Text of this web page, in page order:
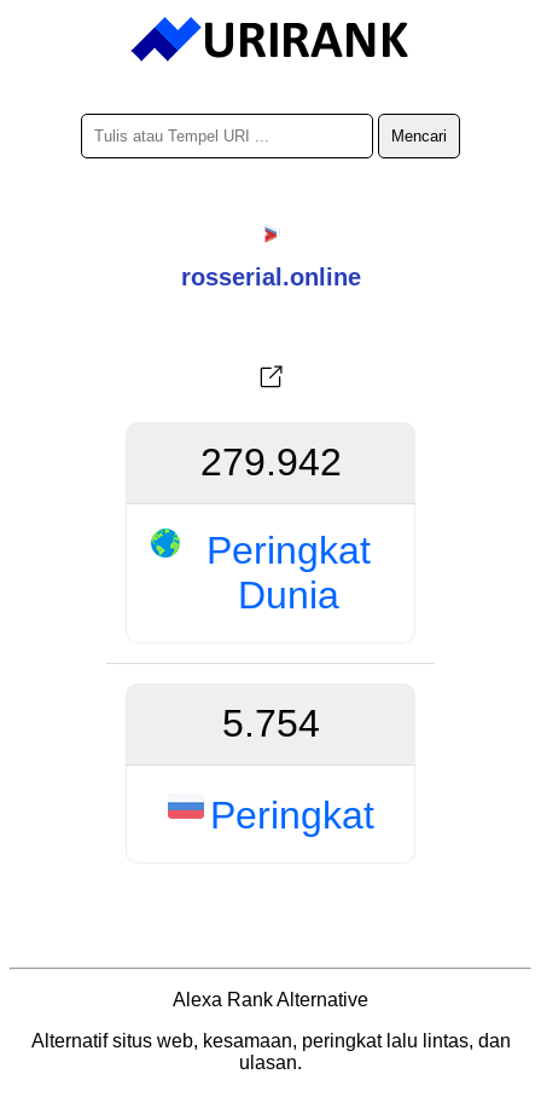
rosserial.online
279.942
Peringkat
Dunia
5.754
Peringkat
Alexa Rank Alternative
Alternatif situs web, kesamaan, peringkat lalu lintas, dan
ulasan.